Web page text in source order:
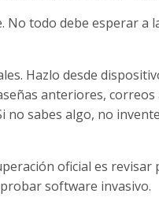
todo debe esperar a
Hazlo desde
anteriores,
sabes algo, no
oficial es
software invasivo.